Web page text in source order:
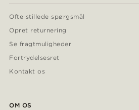
Ofte stillede spørgsmål
Opret returnering
Se fragtmuligheder
Fortrydelsesret
Kontakt os
OM OS